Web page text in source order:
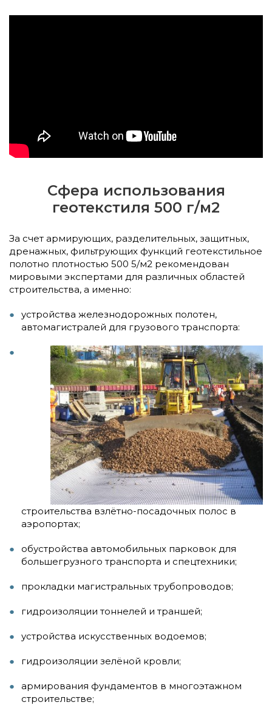
Сфера использования
геотекстиля 500 г/м2
За счет армирующих, разделительных, защитных,
дренажных, фильтрующих функций геотекстильное
полотно плотностью 500 5/м2 рекомендован
мировыми экспертами для различных областей
строительства, а именно:
устройства железнодорожных полотен,
автомагистралей для грузового транспорта:
строительства взлётно-посадочных полос в
аэропортах;
обустройства автомобильных парковок для
большегрузного транспорта и спецтехники;
прокладки магистральных трубопроводов;
гидроизоляции тоннелей и траншей;
устройства искусственных водоемов;
гидроизоляции зелёной кровли;
армирования фундаментов в многоэтажном
строительстве;